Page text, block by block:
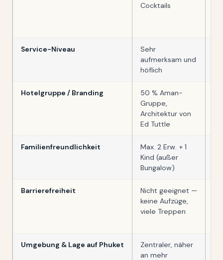
Cocktails
Service-Niveau
Sehr
aufmerksam und
höflich
Hotelgruppe / Branding
50 % Aman-
Gruppe,
Architektur von
Ed Tuttle
Familienfreundlichkeit
Max. 2 Erw. + 1
Kind (außer
Bungalow)
Barrierefreiheit
Nicht geeignet —
keine Aufzüge,
viele Treppen
Umgebung & Lage auf Phuket
Zentraler, näher
an mehr